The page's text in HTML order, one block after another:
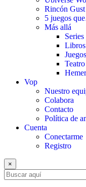
Rincón Gust
5 juegos
Más allá
Libros
Teatro
Vop
Nuestro
Colabora
Contacto
Política de
Cuenta
Conectarme
Registro
×